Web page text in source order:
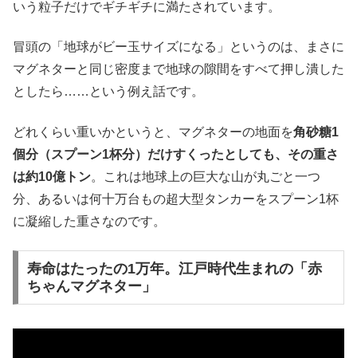
いう粒子だけでギチギチに満たされています。
冒頭の「地球がビー玉サイズになる」というのは、まさに
マグネターと同じ密度まで地球の隙間をすべて押し潰した
としたら……という例え話です。
どれくらい重いかというと、マグネターの地面を角砂糖1
個分（スプーン1杯分）だけすくったとしても、その重さ
は約10億トン。これは地球上の巨大な山が丸ごと一つ
分、あるいは何十万台もの超大型タンカーをスプーン1杯
に凝縮した重さなのです。
寿命はたったの1万年。江戸時代生まれの「赤
ちゃんマグネター」